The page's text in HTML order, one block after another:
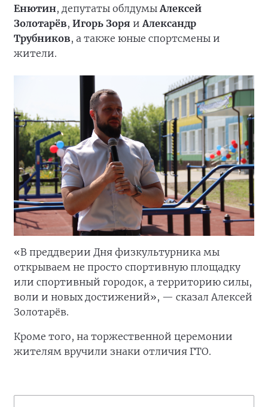
Енютин, депутаты облдумыАлексей
Золотарёв, Игорь Зоря иАлександр
Трубников, а также юные спортсмены и
жители.
«В преддверии Дня физкультурника мы
открываем не просто спортивную площадку
или спортивный городок, а территорию силы,
воли и новых достижений», — сказал Алексей
Золотарёв.
Кроме того, на торжественной церемонии
жителям вручили знаки отличия ГТО.